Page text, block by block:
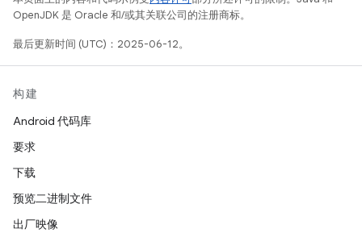
OpenJDK 是 Oracle 和/或其关联公司的注册商标。
最后更新时间 (UTC)：2025-06-12。
构建
Android 代码库
要求
下载
预览二进制文件
出厂映像